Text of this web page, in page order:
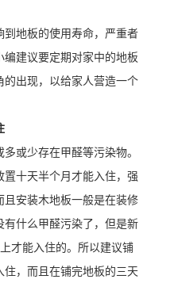
地板的使用寿命，严重者
建议要定期对家中的地板
出现，以给家人营造一个
或少存在甲醛等污染物。
十天半个月才能入住，强
安装木地板一般是在装修
什么甲醛污染了，但是新
才能入住的。所以建议铺
，而且在铺完地板的三天